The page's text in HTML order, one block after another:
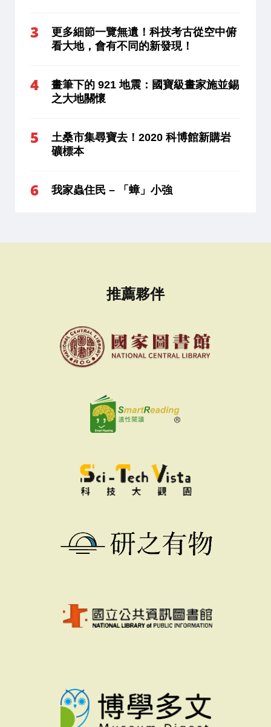
更多細節一覽無遺！科技考古從空中俯
看大地，會有不同的新發現！
畫筆下的 921 地震：國寶級畫家施並錫
之大地關懷
土桑市集尋寶去！2020 科博館新購岩
礦標本
我家蟲住民 – 「蟑」小強
推薦夥伴